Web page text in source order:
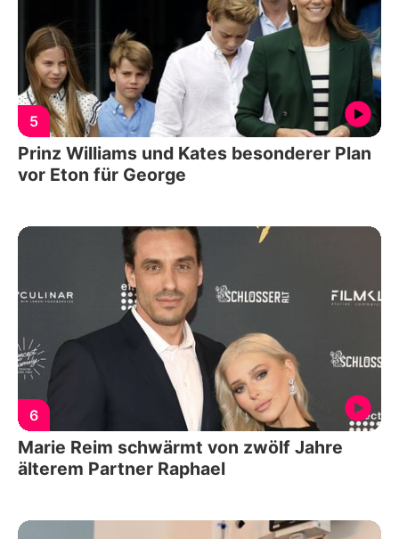
5
Prinz Williams und Kates besonderer Plan
vor Eton für George
6
Marie Reim schwärmt von zwölf Jahre
älterem Partner Raphael